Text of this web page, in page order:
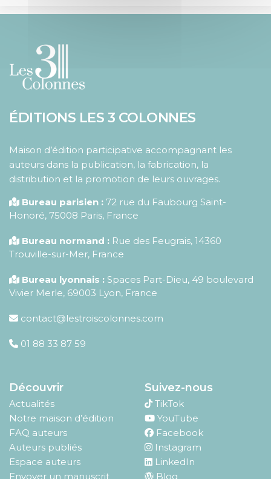
ÉDITIONS LES 3 COLONNES
Maison d’édition participative accompagnant les
auteurs dans la publication, la fabrication, la
distribution et la promotion de leurs ouvrages.
Bureau parisien : 72 rue du Faubourg Saint-
Honoré, 75008 Paris, France
Bureau normand : Rue des Feugrais, 14360
Trouville-sur-Mer, France
Bureau lyonnais : Spaces Part-Dieu, 49 boulevard
Vivier Merle, 69003 Lyon, France
contact@lestroiscolonnes.com
01 88 33 87 59
Découvrir
Actualités
Notre maison d’édition
FAQ auteurs
Auteurs publiés
Espace auteurs
Envoyer un manuscrit
Suivez-nous
TikTok
YouTube
Facebook
Instagram
LinkedIn
Blog